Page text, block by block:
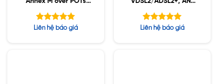
and 1GE
Được xếp
Liên hệ báo giá
4G LTE / HSPA+
Được xếp
Liên hệ báo giá